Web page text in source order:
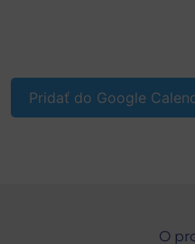
Pridať do Google
O